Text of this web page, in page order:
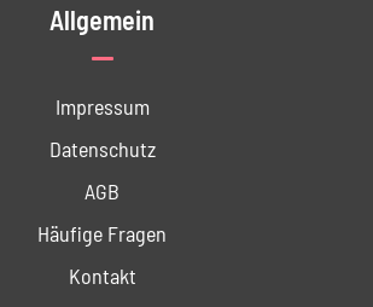
Allgemein
Impressum
Datenschutz
AGB
Häufige Fragen
Kontakt